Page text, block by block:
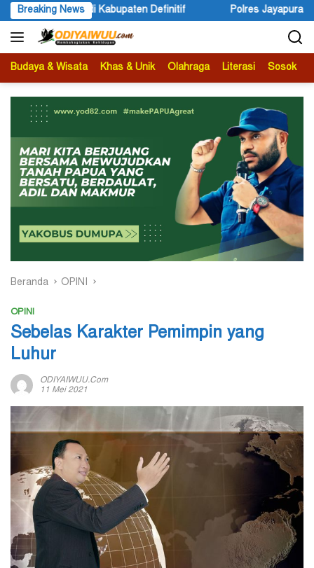
Langsung
ke
konten
Breaking NewsPolres Jayapura Lakukan Penyelidikan Pasca Keracunan
Budaya & Wisata Khas & Unik Olahraga Literasi Sosok
Beranda OPINI
OPINI
Sebelas Karakter Pemimpin yang
Luhur
ODIYAIWUU.com
11 Mei 2021